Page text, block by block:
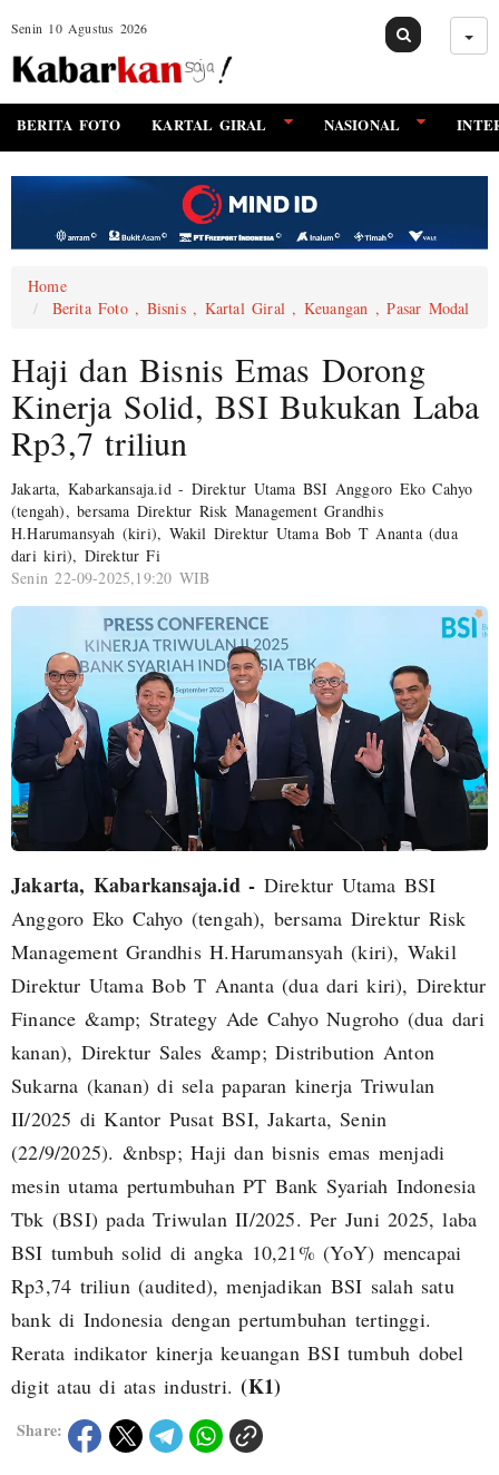
Senin 10 Agustus 2026
BERITA FOTO KARTAL GIRAL NASIONAL
Home
Berita Foto , Bisnis , Kartal Giral , Keuangan , Pasar Modal
Haji dan Bisnis Emas Dorong
Kinerja Solid, BSI Bukukan Laba
Rp3,7 triliun
Jakarta, Kabarkansaja.id - Direktur Utama BSI Anggoro Eko Cahyo
(tengah), bersama Direktur Risk Management Grandhis
H.Harumansyah (kiri), Wakil Direktur Utama Bob T Ananta (dua
dari kiri), Direktur Fi
Senin 22-09-2025,19:20 WIB
Jakarta, Kabarkansaja.id - Direktur Utama BSI
Anggoro Eko Cahyo (tengah), bersama Direktur Risk
Management Grandhis H.Harumansyah (kiri), Wakil
Direktur Utama Bob T Ananta (dua dari kiri), Direktur
Finance &amp; Strategy Ade Cahyo Nugroho (dua dari
kanan), Direktur Sales &amp; Distribution Anton
Sukarna (kanan) di sela paparan kinerja Triwulan
II/2025 di Kantor Pusat BSI, Jakarta, Senin
(22/9/2025). &nbsp; Haji dan bisnis emas menjadi
mesin utama pertumbuhan PT Bank Syariah Indonesia
Tbk (BSI) pada Triwulan II/2025. Per Juni 2025, laba
BSI tumbuh solid di angka 10,21% (YoY) mencapai
Rp3,74 triliun (audited), menjadikan BSI salah satu
bank di Indonesia dengan pertumbuhan tertinggi.
Rerata indikator kinerja keuangan BSI tumbuh dobel
digit atau di atas industri. (K1)
Share: